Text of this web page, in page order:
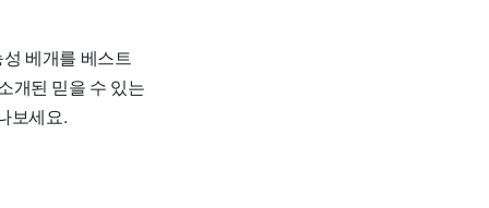
베개를 베스트
개된 믿을 수 있는
보세요.